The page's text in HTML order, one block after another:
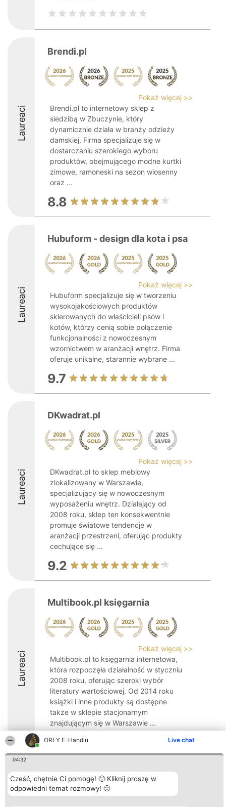
ORŁY E-Handlu Live chat
04:32
Cześć, chętnie Ci pomogę! 🙂 Kliknij proszę w
odpowiedni temat rozmowy! 🙂
Laureaci
Brendi.pl
Pokaż więcej >>
Brendi.pl to internetowy sklep z
siedzibą w Zbuczynie, który
dynamicznie działa w branży odzieży
damskiej. Firma specjalizuje się w
dostarczaniu szerokiego wyboru
produktów, obejmującego modne kurtki
zimowe, ramoneski na sezon wiosenny
oraz ...
8.8
Laureaci
Hubuform - design dla kota i psa
Pokaż więcej >>
Hubuform specjalizuje się w tworzeniu
wysokojakościowych produktów
skierowanych do właścicieli psów i
kotów, którzy cenią sobie połączenie
funkcjonalności z nowoczesnym
wzornictwem w aranżacji wnętrz. Firma
oferuje unikalne, starannie wybrane ...
9.7
Laureaci
DKwadrat.pl
Pokaż więcej >>
DKwadrat.pl to sklep meblowy
zlokalizowany w Warszawie,
specjalizujący się w nowoczesnym
wyposażeniu wnętrz. Działający od
2008 roku, sklep ten konsekwentnie
promuje światowe tendencje w
aranżacji przestrzeni, oferując produkty
cechujące się ...
9.2
Laureaci
Multibook.pl księgarnia
Pokaż więcej >>
Multibook.pl to księgarnia internetowa,
która rozpoczęła działalność w styczniu
2008 roku, oferując szeroki wybór
literatury wartościowej. Od 2014 roku
książki i inne produkty są dostępne
także w sklepie stacjonarnym
znajdującym się w Warszawie ...
9.5
Organizator plebiscytu
Bright Side Solutions sp. z o.
o. sp. k.
Plebiscyt
Laureaci
Lista
Kontakt